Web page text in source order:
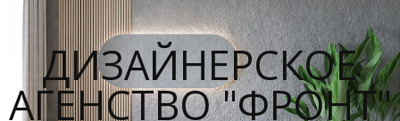
ДИЗАЙНЕРСКОЕ
АГЕНСТВО "ФРОНТ"